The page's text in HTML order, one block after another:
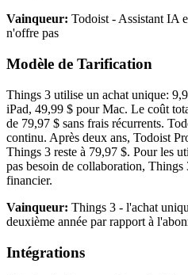
Vainqueur: Todoist - Assistant IA
n'offre pas
Modèle de Tarification
Things 3 utilise un achat unique:
iPad, 49,99 $ pour Mac. Le coût
de 79,97 $ sans frais récurrents.
continu. Après deux ans, Todoist
Things 3 reste à 79,97 $. Pour les
pas besoin de collaboration, Things
financier.
Vainqueur: Things 3 - l'achat
deuxième année par rapport à
Intégrations